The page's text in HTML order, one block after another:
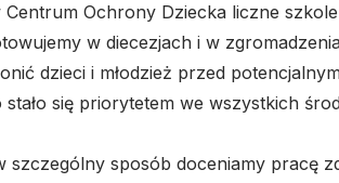
Ochrony Dziecka liczne
w diecezjach i w
dzieci i młodzież przed
się priorytetem we wszystkich
szczególny sposób doceniamy pracę